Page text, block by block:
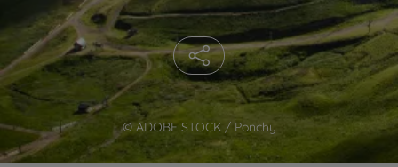
© ADOBE STOCK / Ponchy